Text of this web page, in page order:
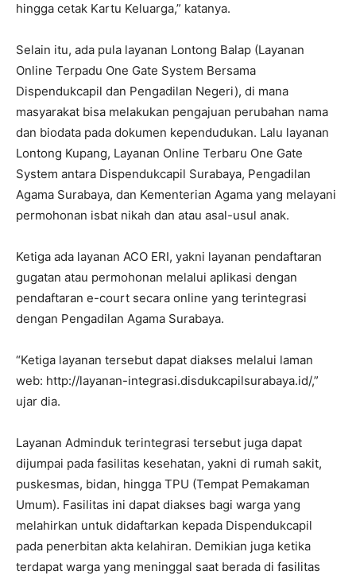
hingga cetak Kartu Keluarga,” katanya.
Selain itu, ada pula layanan Lontong Balap (Layanan
Online Terpadu One Gate System Bersama
Dispendukcapil dan Pengadilan Negeri), di mana
masyarakat bisa melakukan pengajuan perubahan nama
dan biodata pada dokumen kependudukan. Lalu layanan
Lontong Kupang, Layanan Online Terbaru One Gate
System antara Dispendukcapil Surabaya, Pengadilan
Agama Surabaya, dan Kementerian Agama yang melayani
permohonan isbat nikah dan atau asal-usul anak.
Ketiga ada layanan ACO ERI, yakni layanan pendaftaran
gugatan atau permohonan melalui aplikasi dengan
pendaftaran e-court secara online yang terintegrasi
dengan Pengadilan Agama Surabaya.
“Ketiga layanan tersebut dapat diakses melalui laman
web: http://layanan-integrasi.disdukcapilsurabaya.id/,”
ujar dia.
Layanan Adminduk terintegrasi tersebut juga dapat
dijumpai pada fasilitas kesehatan, yakni di rumah sakit,
puskesmas, bidan, hingga TPU (Tempat Pemakaman
Umum). Fasilitas ini dapat diakses bagi warga yang
melahirkan untuk didaftarkan kepada Dispendukcapil
pada penerbitan akta kelahiran. Demikian juga ketika
terdapat warga yang meninggal saat berada di fasilitas